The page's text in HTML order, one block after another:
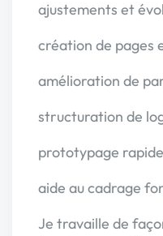
ajustements et
création de pages
amélioration de
structuration de
prototypage
aide au cadrage
Je travaille de